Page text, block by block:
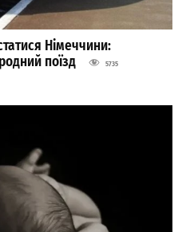
Німеччини:
поїзд
5735